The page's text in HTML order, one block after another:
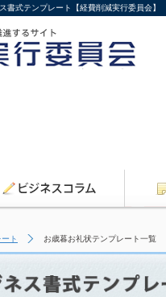
書式テンプレート【経費削減実行委員会】
ト お歳暮お礼状テンプレート一覧